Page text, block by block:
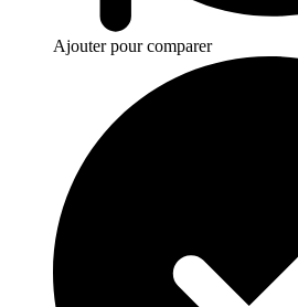
Ajouter pour comparer